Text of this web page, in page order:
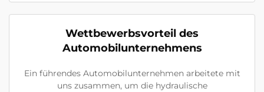
Wettbewerbsvorteil des
Automobilunternehmens
Ein führendes Automobilunternehmen arbeitete mit
uns zusammen, um die hydraulische